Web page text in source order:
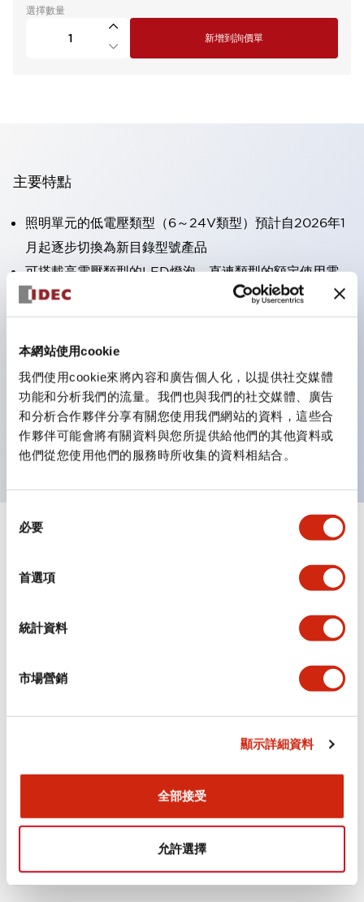
本網站使用cookie
我們使用cookie來將內容和廣告個人化，以提供社交媒體
功能和分析我們的流量。我們也與我們的社交媒體、廣告
和分析合作夥伴分享有關您使用我們網站的資料，這些合
作夥伴可能會將有關資料與您所提供給他們的其他資料或
他們從您使用他們的服務時所收集的資料相結合。
必要
首選項
統計資料
市場營銷
顯示詳細資料
全部接受
允許選擇
選擇數量
新增到詢價單
主要特點
照明單元的低電壓類型（6～24V類型）預計自2026年1
月起逐步切換為新目錄型號產品
可搭載高電壓類型的LED燈泡，直連類型的額定使用電
壓最高可支援至240V。
不需要端子蓋。（不包括指示燈的直連類型）
大幅減少圓形壓著端子的配線工時。
一顆LED燈泡（LSRD燈泡）可實現六種顏色的功能。過
去每種顏色分開的LED燈泡，現在可用一顆單色LED燈
泡表現各種顏色。
UL、CSA、TÜV、CCC認證品。（部分機種除外）
顯示全部+
審美規範
環境規範